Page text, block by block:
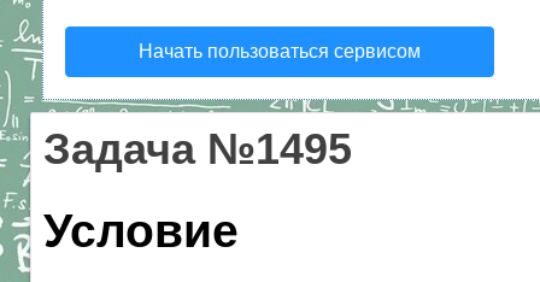
Начать пользоваться сервисом
Задача №1495
Условие